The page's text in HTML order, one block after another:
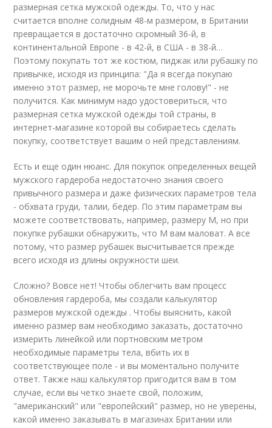
размерная сетка мужской одежды. То, что у нас
считается вполне солидным 48-м размером, в Британии
превращается в достаточно скромный 36-й, в
континентальной Европе - в 42-й, в США - в 38-й…
Поэтому покупать тот же костюм, пиджак или рубашку по
привычке, исходя из принципа: "Да я всегда покупаю
именно этот размер, не морочьте мне голову!" - не
получится. Как минимум надо удостовериться, что
размерная сетка мужской одежды той страны, в
интернет-магазине которой вы собираетесь сделать
покупку, соответствует вашим о ней представлениям.
Есть и еще один нюанс. Для покупок определенных вещей
мужского гардероба недостаточно знания своего
привычного размера и даже физических параметров тела
- обхвата груди, талии, бедер. По этим параметрам вы
можете соответствовать, например, размеру M, но при
покупке рубашки обнаружить, что М вам маловат. А все
потому, что размер рубашек высчитывается прежде
всего исходя из длины окружности шеи.
Сложно? Вовсе нет! Чтобы облегчить вам процесс
обновления гардероба, мы создали калькулятор
размеров мужской одежды . Чтобы выяснить, какой
именно размер вам необходимо заказать, достаточно
измерить линейкой или портновским метром
необходимые параметры тела, вбить их в
соответствующее поле - и вы моментально получите
ответ. Также наш калькулятор пригодится вам в том
случае, если вы четко знаете свой, положим,
"американский" или "европейский" размер, но не уверены,
какой именно заказывать в магазинах Британии или